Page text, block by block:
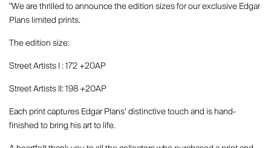
"We are thrilled to announce the edition sizes for our exclusive Edgar
Plans limited prints.
The edition size:
Street Artists I : 172 +20AP
Street Artists II: 198 +20AP
Each print captures Edgar Plans’ distinctive touch and is hand-
finished to bring his art to life.